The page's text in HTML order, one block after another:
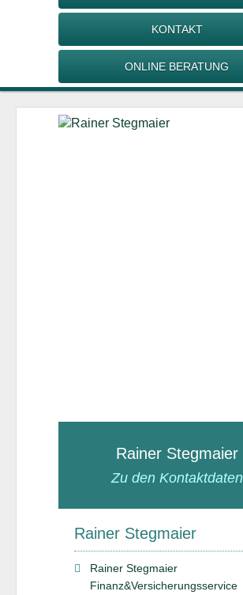
KONTAKT
ONLINE BERATUNG
Rainer Stegmaier
Zu den Kontaktdaten
Rainer Stegmaier
Rainer Stegmaier
Finanz&Versicherungsservice